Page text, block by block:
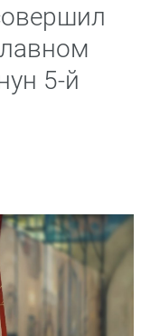
5-й